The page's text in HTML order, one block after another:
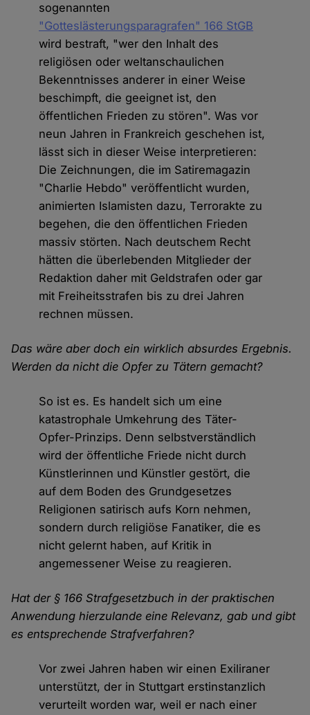
sogenannten
"Gotteslästerungsparagrafen" 166 StGB
wird bestraft, "wer den Inhalt des
religiösen oder weltanschaulichen
Bekenntnisses anderer in einer Weise
beschimpft, die geeignet ist, den
öffentlichen Frieden zu stören". Was vor
neun Jahren in Frankreich geschehen ist,
lässt sich in dieser Weise interpretieren:
Die Zeichnungen, die im Satiremagazin
"Charlie Hebdo" veröffentlicht wurden,
animierten Islamisten dazu, Terrorakte zu
begehen, die den öffentlichen Frieden
massiv störten. Nach deutschem Recht
hätten die überlebenden Mitglieder der
Redaktion daher mit Geldstrafen oder gar
mit Freiheitsstrafen bis zu drei Jahren
rechnen müssen.
Das wäre aber doch ein wirklich absurdes Ergebnis.
Werden da nicht die Opfer zu Tätern gemacht?
So ist es. Es handelt sich um eine
katastrophale Umkehrung des Täter-
Opfer-Prinzips. Denn selbstverständlich
wird der öffentliche Friede nicht durch
Künstlerinnen und Künstler gestört, die
auf dem Boden des Grundgesetzes
Religionen satirisch aufs Korn nehmen,
sondern durch religiöse Fanatiker, die es
nicht gelernt haben, auf Kritik in
angemessener Weise zu reagieren.
Hat der § 166 Strafgesetzbuch in der praktischen
Anwendung hierzulande eine Relevanz, gab und gibt
es entsprechende Strafverfahren?
Vor zwei Jahren haben wir einen Exiliraner
unterstützt, der in Stuttgart erstinstanzlich
verurteilt worden war, weil er nach einer